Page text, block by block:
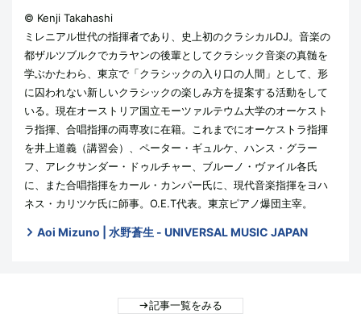
© Kenji Takahashi
ミレニアル世代の指揮者であり、史上初のクラシカルDJ。音楽の
都ザルツブルクでカラヤンの後輩としてクラシック音楽の真髄を
学ぶかたわら、東京で「クラシックの入り口の人間」として、形
に囚われない新しいクラシックの楽しみ方を提案する活動をして
いる。現在オーストリア国立モーツァルテウム大学のオーケスト
ラ指揮、合唱指揮の両専攻に在籍。これまでにオーケストラ指揮
を井上道義（講習会）、ペーター・ギュルケ、ハンス・グラー
フ、アレクサンダー・ドゥルチャー、ブルーノ・ヴァイル各氏
に、また合唱指揮をカール・カンパー氏に、現代音楽指揮をヨハ
ネス・カリツケ氏に師事。O.E.T代表。東京ピアノ爆団主宰。
Aoi Mizuno | 水野蒼生 - UNIVERSAL MUSIC JAPAN
記事一覧をみる